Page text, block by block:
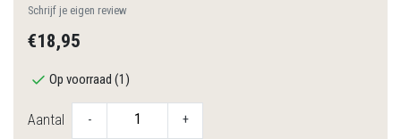
Schrijf je eigen review
€18,95
Op voorraad (1)
Aantal - +